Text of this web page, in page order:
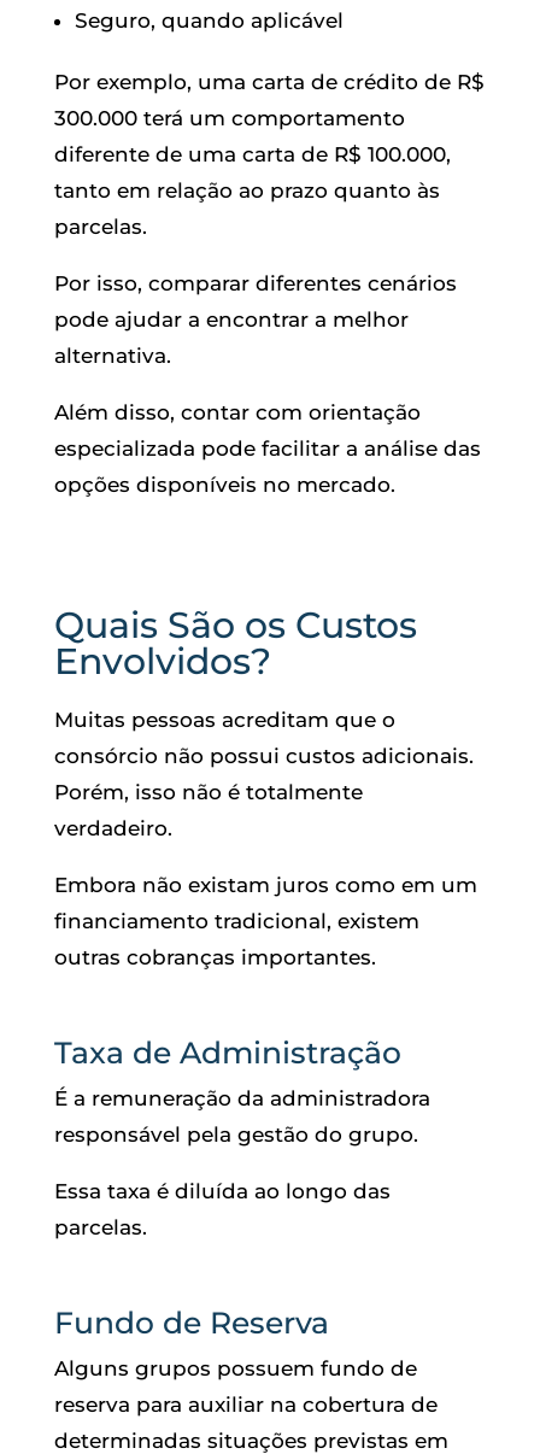
Seguro, quando aplicável
Por exemplo, uma carta de crédito de R$
300.000 terá um comportamento
diferente de uma carta de R$ 100.000,
tanto em relação ao prazo quanto às
parcelas.
Por isso, comparar diferentes cenários
pode ajudar a encontrar a melhor
alternativa.
Além disso, contar com orientação
especializada pode facilitar a análise das
opções disponíveis no mercado.
Quais São os Custos
Envolvidos?
Muitas pessoas acreditam que o
consórcio não possui custos adicionais.
Porém, isso não é totalmente
verdadeiro.
Embora não existam juros como em um
financiamento tradicional, existem
outras cobranças importantes.
Taxa de Administração
É a remuneração da administradora
responsável pela gestão do grupo.
Essa taxa é diluída ao longo das
parcelas.
Fundo de Reserva
Alguns grupos possuem fundo de
reserva para auxiliar na cobertura de
determinadas situações previstas em